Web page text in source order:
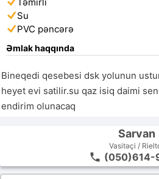
Su
PVC pəncərə
Əmlak haqqında
Bineqedi qesebesi dsk yolunun
heyet evi satilir.su qaz isiq daimi
endirim olunacaq
Sarvan
Vasitəçi /
(050)614-